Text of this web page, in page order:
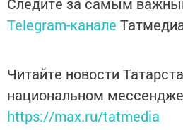
Следите за самым
Telegram-канале
Читайте новости
национальном
https://max.ru/tatmedia